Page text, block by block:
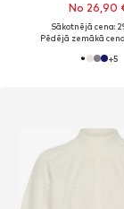
No 26,90
Sākotnējā cena:
Pēdējā zemākā
+5